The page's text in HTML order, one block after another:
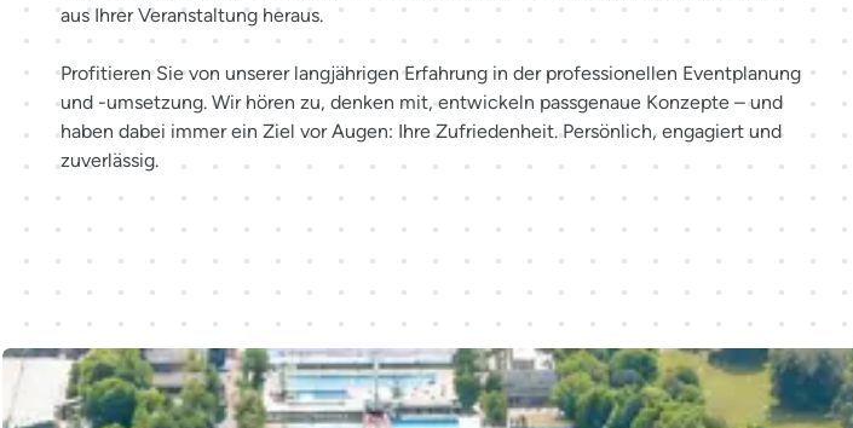
aus Ihrer Veranstaltung heraus.
Profitieren Sie von unserer langjährigen Erfahrung in der professionellen Eventplanung
und -umsetzung. Wir hören zu, denken mit, entwickeln passgenaue Konzepte – und
haben dabei immer ein Ziel vor Augen: Ihre Zufriedenheit. Persönlich, engagiert und
zuverlässig.